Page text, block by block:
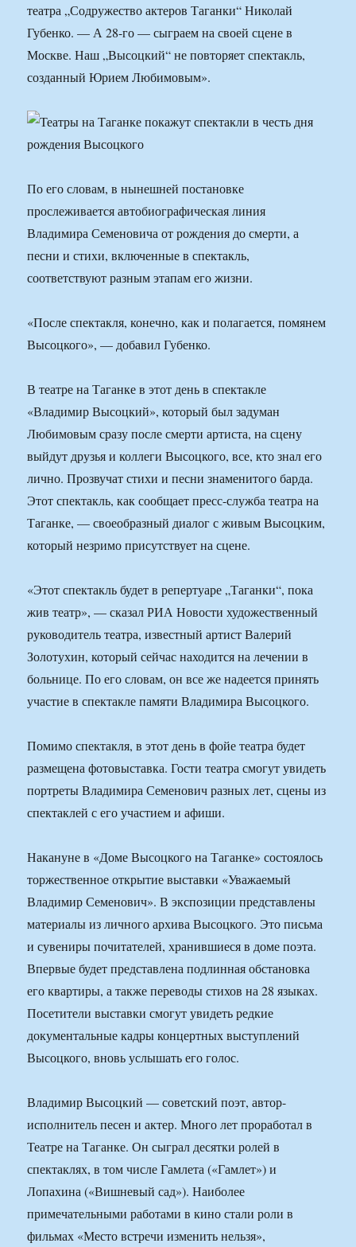
театра „Содружество актеров Таганки“ Николай
Губенко. — А 28-го — сыграем на своей сцене в
Москве. Наш „Высоцкий“ не повторяет спектакль,
созданный Юрием Любимовым».
По его словам, в нынешней постановке
прослеживается автобиографическая линия
Владимира Семеновича от рождения до смерти, а
песни и стихи, включенные в спектакль,
соответствуют разным этапам его жизни.
«После спектакля, конечно, как и полагается, помянем
Высоцкого», — добавил Губенко.
В театре на Таганке в этот день в спектакле
«Владимир Высоцкий», который был задуман
Любимовым сразу после смерти артиста, на сцену
выйдут друзья и коллеги Высоцкого, все, кто знал его
лично. Прозвучат стихи и песни знаменитого барда.
Этот спектакль, как сообщает пресс-служба театра на
Таганке, — своеобразный диалог с живым Высоцким,
который незримо присутствует на сцене.
«Этот спектакль будет в репертуаре „Таганки“, пока
жив театр», — сказал РИА Новости художественный
руководитель театра, известный артист Валерий
Золотухин, который сейчас находится на лечении в
больнице. По его словам, он все же надеется принять
участие в спектакле памяти Владимира Высоцкого.
Помимо спектакля, в этот день в фойе театра будет
размещена фотовыставка. Гости театра смогут увидеть
портреты Владимира Семенович разных лет, сцены из
спектаклей с его участием и афиши.
Накануне в «Доме Высоцкого на Таганке» состоялось
торжественное открытие выставки «Уважаемый
Владимир Семенович». В экспозиции представлены
материалы из личного архива Высоцкого. Это письма
и сувениры почитателей, хранившиеся в доме поэта.
Впервые будет представлена подлинная обстановка
его квартиры, а также переводы стихов на 28 языках.
Посетители выставки смогут увидеть редкие
документальные кадры концертных выступлений
Высоцкого, вновь услышать его голос.
Владимир Высоцкий — советский поэт, автор-
исполнитель песен и актер. Много лет проработал в
Театре на Таганке. Он сыграл десятки ролей в
спектаклях, в том числе Гамлета («Гамлет») и
Лопахина («Вишневый сад»). Наиболее
примечательными работами в кино стали роли в
фильмах «Место встречи изменить нельзя»,